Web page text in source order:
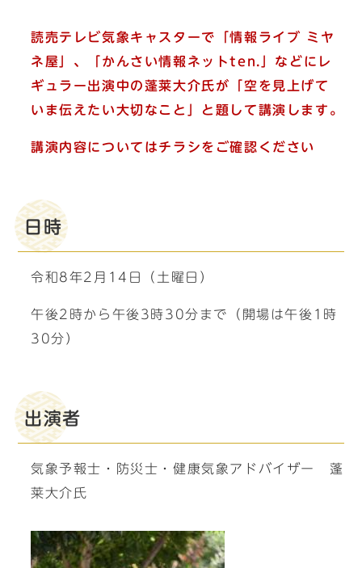
読売テレビ気象キャスターで「情報ライブ ミヤ
ネ屋」、「かんさい情報ネットten.」などにレ
ギュラー出演中の蓬莱大介氏が「空を見上げて
いま伝えたい大切なこと」と題して講演します。
講演内容についてはチラシをご確認ください
日時
令和8年2月14日（土曜日）
午後2時から午後3時30分まで（開場は午後1時
30分）
出演者
気象予報士・防災士・健康気象アドバイザー 蓬
莱大介氏